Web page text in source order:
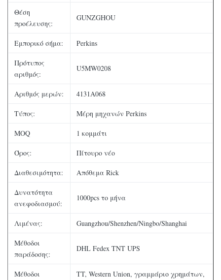
Θέση
προέλευσης:
GUNZGHOU
Εμπορικό σήμα: Perkins
Πρότυπος
αριθμός:
U5MW0208
Αριθμός μερών: 4131A068
Τύπος: Μέρη μηχανών Perkins
MOQ 1 κομμάτι
Όρος: Πίτουρο νέο
Διαθεσιμότητα: Απόθεμα Rick
Δυνατότητα
ανεφοδιασμού:
1000pcs το μήνα
Λιμένας: Guangzhou/Shenzhen/Ningbo/Shanghai
Μέθοδοι
παράδοσης:
DHL Fedex TNT UPS
Μέθοδοι
TT, Western Union, γραμμάριο χρημάτων,